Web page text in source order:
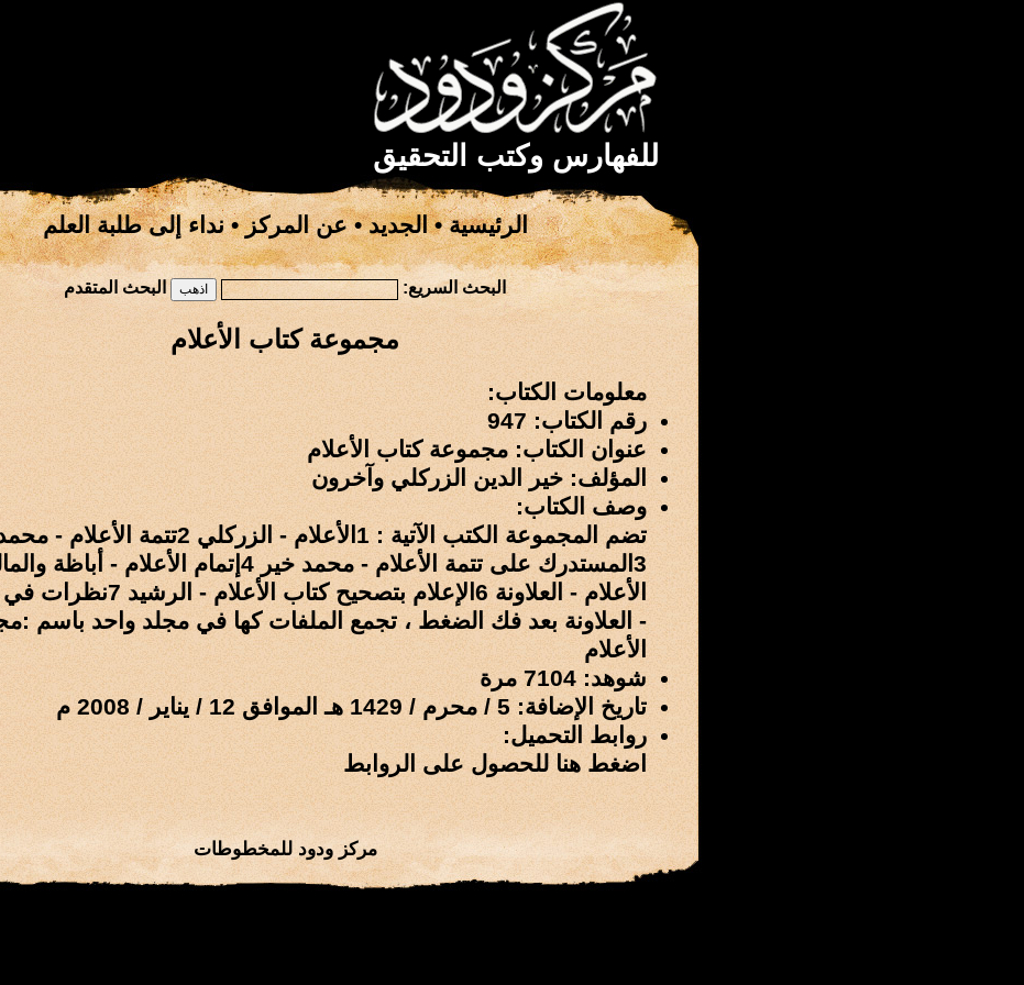
للفهارس وكتب التحقيق
الرئيسية•الجديد•عن المركز•نداء إلى طلبة العلم
البحث السريع: البحث المتقدم
مجموعة كتاب الأعلام
معلومات الكتاب:
رقم الكتاب: 947
عنوان الكتاب: مجموعة كتاب الأعلام
المؤلف: خير الدين الزركلي وآخرون
وصف الكتاب:
تضم المجموعة الكتب الآتية : 1الأعلام - الزركلي 2تتمة
الأعلام - العلاونة 6الإعلام بتصحيح
- العلاونة بعد فك الضغط ، تجمع الملفات كها في مجلد واحد باسم
الأعلام
شوهد: 7104 مرة
تاريخ الإضافة: 5 / محرم / 1429 هـ الموافق 12 / يناير / 2008 م
روابط التحميل:
اضغط هنا للحصول على الروابط
مركز ودود للمخطوطات